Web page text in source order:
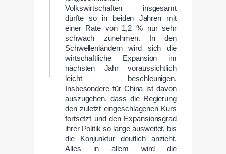
Volkswirtschaften insgesamt
dürfte so in beiden Jahren mit
einer Rate von 1,2 % nur sehr
schwach zunehmen. In den
Schwellenländern wird sich die
wirtschaftliche Expansion im
nächsten Jahr voraussichtlich
leicht beschleunigen.
Insbesondere für China ist davon
auszugehen, dass die Regierung
den zuletzt eingeschlagenen Kurs
fortsetzt und den Expansionsgrad
ihrer Politik so lange ausweitet, bis
die Konjunktur deutlich anzieht.
Alles in allem wird die